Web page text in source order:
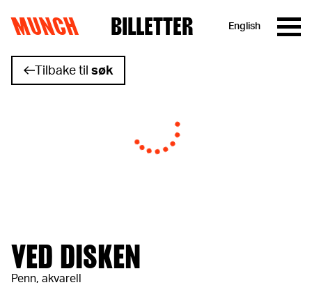
Hopp til innhold
MUNCH BILLETTER English
Tilbake til søk
VED DISKEN
Penn, akvarell